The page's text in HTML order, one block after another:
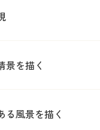
景を描く
る風景を描く